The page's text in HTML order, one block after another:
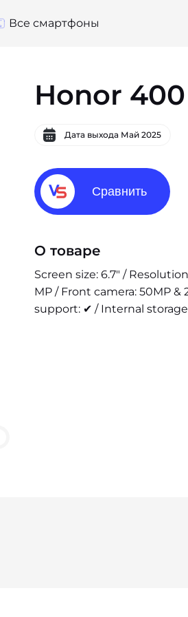
Все смартфоны
Honor 400
Дата выхода Май 2025
Сравнить
О товаре
Screen size: 6.7" /
MP / Front camera: 50MP &
support: ✔ / Internal storage: